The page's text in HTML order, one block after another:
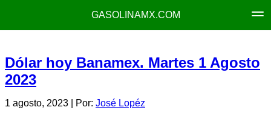
GASOLINAMX.COM
Dólar hoy Banamex. Martes 1 Agosto
2023
1 agosto, 2023 | Por: José Lopéz